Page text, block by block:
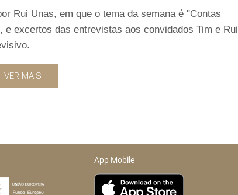
Rui Unas, em que o tema da semana é "Contas
excertos das entrevistas aos convidados Tim e Rui
VER MAIS
App Mobile